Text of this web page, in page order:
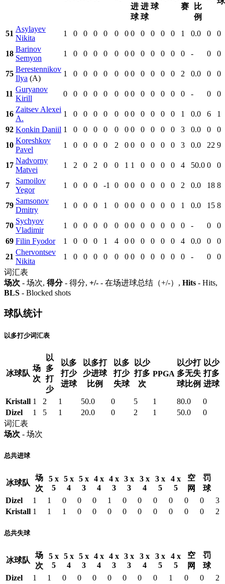
进
球
进
球
球
赛
比
例
51
Asylayev
Nikita
1 0 0 0 0 0 0 0 0 0 0 0 1 0.0 0 0
18
Barinov
Semyon
1 0 0 0 0 0 0 0 0 0 0 0 0 - 0 0
75
Berestennikov
Ilya (A)
1 0 0 0 0 0 0 0 0 0 0 0 2 0.0 0 0
11
Guryanov
Kirill
0 0 0 0 0 0 0 0 0 0 0 0 0 - 0 0
16
Zaitsev Alexei
A.
1 0 0 0 0 0 0 0 0 0 0 0 1 0.0 6
1
92 Konkin Daniil 1 0 0 0 0 0 0 0 0 0 0 0 3 0.0 0
0
10
Koreshkov
Pavel
1 0 0 0 0 2 0 0 0 0 0 0 3 0.0 22 9
17
Nadvorny
Matvei
1 2 0 2 0 0 1 1 0 0 0 0 4 50.0 0 0
7
Samoilov
Yegor
1 0 0 0 -1 0 0 0 0 0 0 0 2 0.0 18 8
79
Samsonov
Dmitry
1 0 0 0 1 0 0 0 0 0 0 0 1 0.0 15 8
70
Sychyov
Vladimir
1 0 0 0 0 0 0 0 0 0 0 0 0 - 0
0
69 Filin Fyodor 1 0 0 0 1 4 0 0 0 0 0 0 4 0.0 0
0
21
Chervontsev
Nikita
1 0 0 0 0 0 0 0 0 0 0 0 0 - 0
0
词汇表
场次 - 场次, 得分- 得分, +/- - 在场进球总结（+/-）, Hits - Hits,
BLS - Blocked shots
球队统计
以多打少词汇表
冰球队
场
次
以
多
打
少
以多
打少
进球
以多打
少进球
比例
以多
打少
失球
以少
打多
次
PPGA
以少打
多无失
球比例
以少
打多
进球
Kristall 1 2 1 50.0 0 5 1 80.0
0
Dizel
1 5 1 20.0 0 2 1 50.0
0
词汇表
场次 - 场次
总共进球
冰球队
场
次
5 x
5
5 x
4
5 x
3
4 x
4
4 x
3
3 x
3
3 x
4
3 x
5
4 x
5
空
网
罚
球
Dizel
1 1 0 0 0 1 0 0 0 0 0 0
3
Kristall 1 1 1 0 0 0 0 0 0 0 0 0 2
总共失球
冰球队
场
次
5 x
5
5 x
4
5 x
3
4 x
4
4 x
3
3 x
3
3 x
4
3 x
5
4 x
5
空
网
罚
球
Dizel
1 1 0 0 0 0 0 0 0 1 0 0
2